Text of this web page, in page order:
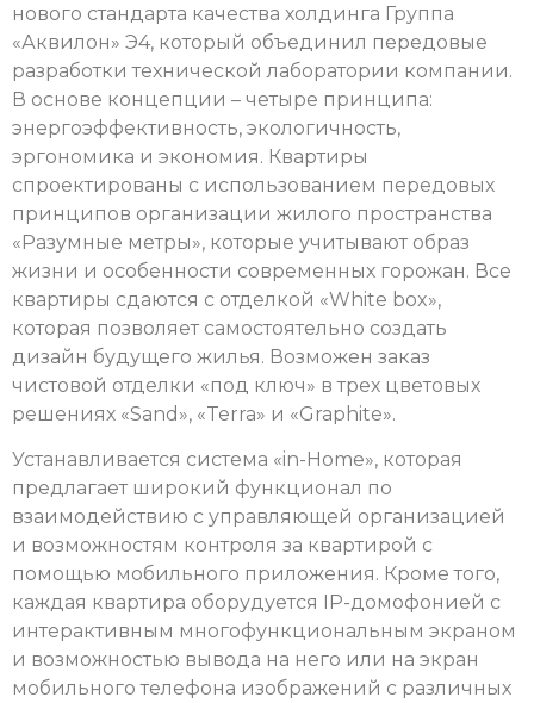
нового стандарта качества холдинга Группа
«Аквилон» Э4, который объединил передовые
разработки технической лаборатории компании.
В основе концепции – четыре принципа:
энергоэффективность, экологичность,
эргономика и экономия. Квартиры
спроектированы с использованием передовых
принципов организации жилого пространства
«Разумные метры», которые учитывают образ
жизни и особенности современных горожан. Все
квартиры сдаются с отделкой «White box»,
которая позволяет самостоятельно создать
дизайн будущего жилья. Возможен заказ
чистовой отделки «под ключ» в трех цветовых
решениях «Sand», «Terra» и «Graphite».
Устанавливается система «in-Home», которая
предлагает широкий функционал по
взаимодействию с управляющей организацией
и возможностям контроля за квартирой с
помощью мобильного приложения. Кроме того,
каждая квартира оборудуется IР-домофонией с
интерактивным многофункциональным экраном
и возможностью вывода на него или на экран
мобильного телефона изображений с различных